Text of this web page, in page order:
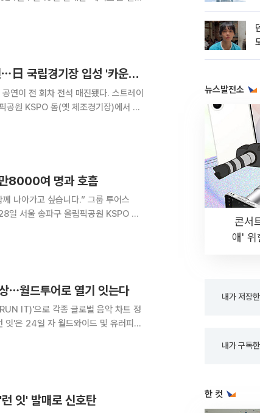
스트레이 키즈, 월드투어 서울 공연 전석 매진⋯日 국립경기장 입성 '카운트다운'
회차 전석 매진됐다. 스트레이
원 KSPO 돔(옛 체조경기장)에서 새
8000여 명과 호흡
싶습니다.” 그룹 투어스
⋯월드투어로 열기 잇는다
IT)'으로 각종 글로벌 음악 차트 정
잇' 발매로 신호탄
뉴스발전소
콘서
애' 위
내가 저장
내가 구독
한 컷